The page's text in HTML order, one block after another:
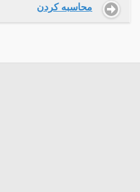
محاسبه کردن